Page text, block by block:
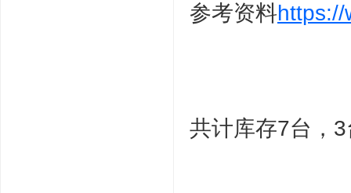
参考资料https://
共计库存7台，